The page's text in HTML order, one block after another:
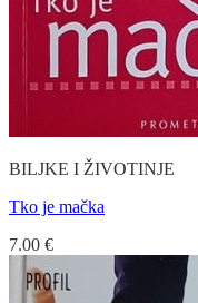
BILJKE I ŽIVOTINJE
Tko je mačka
7.00 €